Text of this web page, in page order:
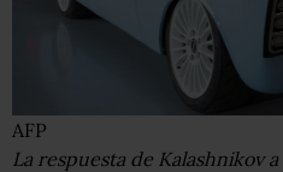
AFP
La respuesta de Kalashnikov